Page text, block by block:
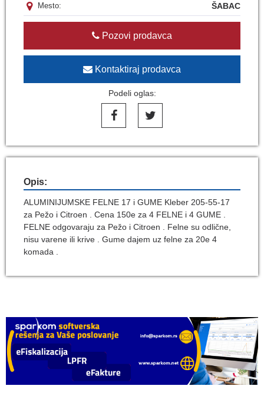
Mesto: ŠABAC
Pozovi prodavca
Kontaktiraj prodavca
Podeli oglas:
Opis:
ALUMINIJUMSKE FELNE 17 i GUME Kleber 205-55-17
za Pežo i Citroen . Cena 150e za 4 FELNE i 4 GUME .
FELNE odgovaraju za Pežo i Citroen . Felne su odlične,
nisu varene ili krive . Gume dajem uz felne za 20e 4
komada .